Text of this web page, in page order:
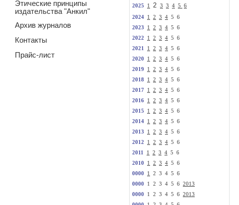
Этические принципы
издательства "Анкил"
Архив журналов
Контакты
Прайс-лист
2025 1 2 3 3 4 5 6
2024 1 2 3 4 5 6
2023
1 2 3 4 5 6
2022
1 2 3 4 5 6
2021
1 2 3 4 5 6
2020
1 2 3 4 5 6
2019
1 2 3 4 5 6
2018
1 2 3 4 5 6
2017
1 2 3 4 5 6
2016
1 2 3 4 5 6
2015
1 2 3 4 5 6
2014
1 2 3 4 5 6
2013
1 2 3 4 5 6
2012
1 2 3 4 5 6
2011
1 2 3 4 5 6
2010
1 2 3 4 5 6
0000
1
2 3 4 5 6
0000 1 2 3 4 5 6 2013
0000 1 2 3 4 5 6 2013